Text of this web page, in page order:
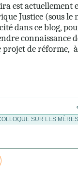
est actuellement
Justice (sous le
dans ce blog,
connaissance
projet de réforme,
SUR LES